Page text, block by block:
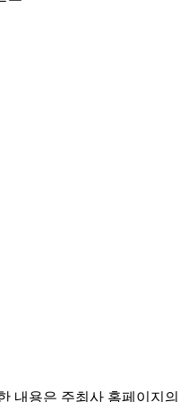
내용은 주최사 홈페이지